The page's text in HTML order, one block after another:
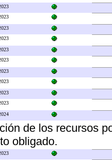
de los recursos
obligado.